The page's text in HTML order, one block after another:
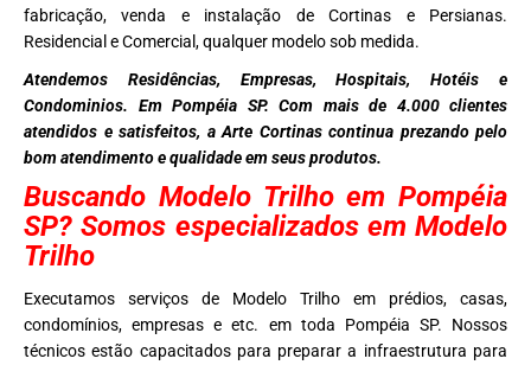
fabricação, venda e instalação de Cortinas e Persianas.
Residencial e Comercial, qualquer modelo sob medida.
Atendemos Residências, Empresas, Hospitais, Hotéis e
Condominios. Em Pompéia SP. Com mais de 4.000 clientes
atendidos e satisfeitos, a Arte Cortinas continua prezando pelo
bom atendimento e qualidade em seus produtos.
Buscando Modelo Trilho em Pompéia
SP? Somos especializados em Modelo
Trilho
Executamos serviços de Modelo Trilho em prédios, casas,
condomínios, empresas e etc. em toda Pompéia SP. Nossos
técnicos estão capacitados para preparar a infraestrutura para